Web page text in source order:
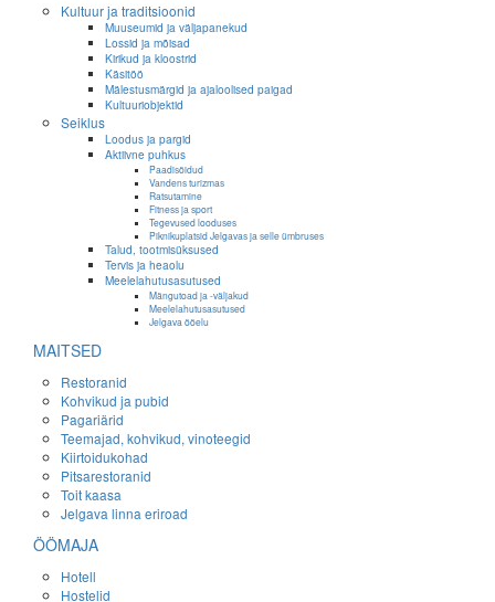
Kultuur ja traditsioonid
Muuseumid ja väljapanekud
Lossid ja mõisad
Kirikud ja kloostrid
Käsitöö
Mälestusmärgid ja ajaloolised paigad
Kultuuriobjektid
Seiklus
Loodus ja pargid
Aktiivne puhkus
Paadisõidud
Vandens turizmas
Ratsutamine
Fitness ja sport
Tegevused looduses
Piknikuplatsid Jelgavas ja selle ümbruses
Talud, tootmisüksused
Tervis ja heaolu
Meelelahutusasutused
Mängutoad ja -väljakud
Meelelahutusasutused
Jelgava ööelu
MAITSED
Restoranid
Kohvikud ja pubid
Pagariärid
Teemajad, kohvikud, vinoteegid
Kiirtoidukohad
Pitsarestoranid
Toit kaasa
Jelgava linna eriroad
ÖÖMAJA
Hotell
Hostelid